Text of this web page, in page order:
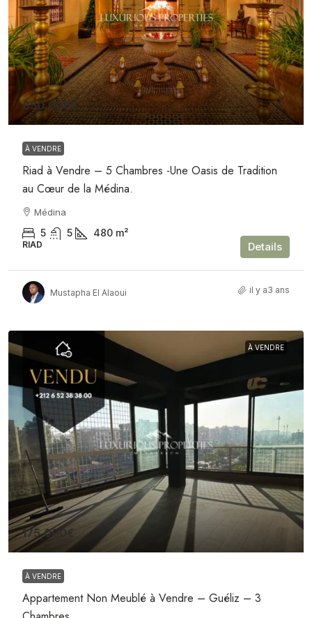
850,000€
À VENDRE
Riad à Vendre – 5 Chambres -Une Oasis de Tradition
au Cœur de la Médina.
Médina
5 5 480 m²
RIAD Details
Mustapha El Alaoui il y a3 ans
À VENDRE
175,000€
À VENDRE
Appartement Non Meublé à Vendre – Guéliz – 3